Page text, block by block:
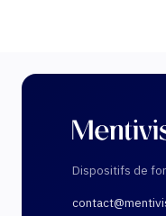
Dispositifs de